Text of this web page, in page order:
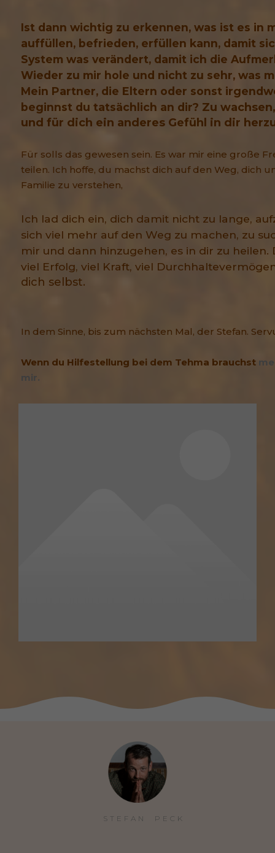
Ist dann wichtig zu erkennen, was ist es in
auffüllen, befrieden, erfüllen kann, damit
System was verändert, damit ich die
Wieder zu mir hole und nicht zu sehr, was
Mein Partner, die Eltern oder sonst
beginnst du tatsächlich an dir? Zu
und für dich ein anderes Gefühl in dir
Für solls das gewesen sein. Es war mir eine große
teilen. Ich hoffe, du machst dich auf den Weg, dich
Familie zu verstehen,
Ich lad dich ein, dich damit nicht zu lange,
sich viel mehr auf den Weg zu machen, zu
mir und dann hinzugehen, es in dir zu heilen.
viel Erfolg, viel Kraft, viel
dich selbst.
In dem Sinne, bis zum nächsten Mal, der Stefan.
Wenn du Hilfestellung bei dem Tehma brauchst
mir.
STEFAN  PECK